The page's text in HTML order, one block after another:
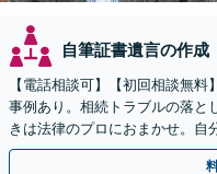
自筆証書遺言の作成
【電話相談可】【初回相談無
事例あり。相続トラブルの落と
きは法律のプロにおまかせ。自
が解決します。